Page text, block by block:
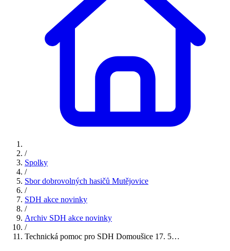
/
Spolky
/
Sbor dobrovolných hasičů Mutějovice
/
SDH akce novinky
/
Archiv SDH akce novinky
/
Technická pomoc pro SDH Domoušice 17. 5…